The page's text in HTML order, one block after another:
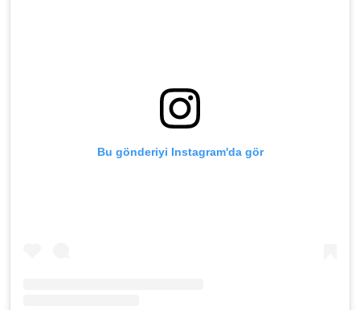
Bu gönderiyi Instagram'da gör